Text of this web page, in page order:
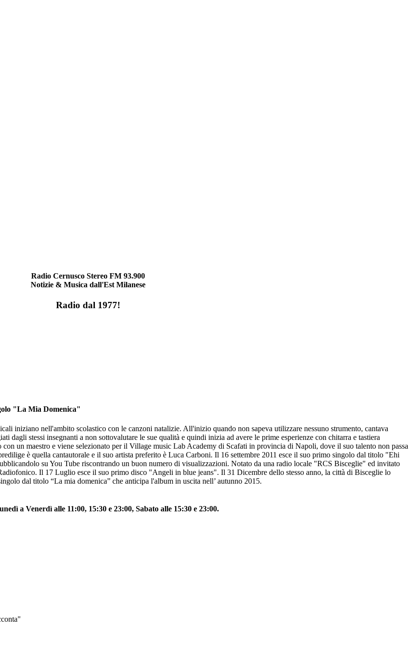
Radio Cernusco Stereo FM 93.900
Notizie & Musica dall'Est Milanese
Radio dal 1977!
"La Mia Domenica"
iniziano nell'ambito scolastico con le canzoni natalizie. All'inizio quando non sapeva utilizzare nessuno strumento, cantava
dagli stessi insegnanti a non sottovalutare le sue qualità e quindi inizia ad avere le prime esperienze con chitarra e tastiera
un maestro e viene selezionato per il Village music Lab Academy di Scafati in provincia di Napoli, dove il suo talento non passa
è quella cantautorale e il suo artista preferito è Luca Carboni. Il 16 settembre 2011 esce il suo primo singolo dal titolo "Ehi
su You Tube riscontrando un buon numero di visualizzazioni. Notato da una radio locale "RCS Bisceglie" ed invitato
Il 17 Luglio esce il suo primo disco "Angeli in blue jeans". Il 31 Dicembre dello stesso anno, la città di Bisceglie lo
dal titolo “La mia domenica” che anticipa l'album in uscita nell’ autunno 2015.
a Venerdì alle 11:00, 15:30 e 23:00, Sabato alle 15:30 e 23:00.